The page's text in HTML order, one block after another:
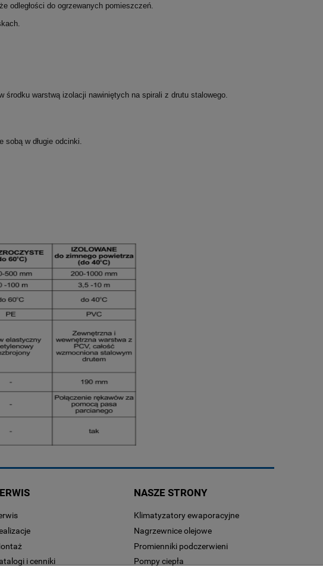
odległości do ogrzewanych pomieszczeń.
warstwą izolacji nawiniętych na spirali z drutu stalowego.
w długie odcinki.
i cenniki
NASZE STRONY
Klimatyzatory ewaporacyjne
Nagrzewnice olejowe
Promienniki podczerwieni
Pompy ciepła